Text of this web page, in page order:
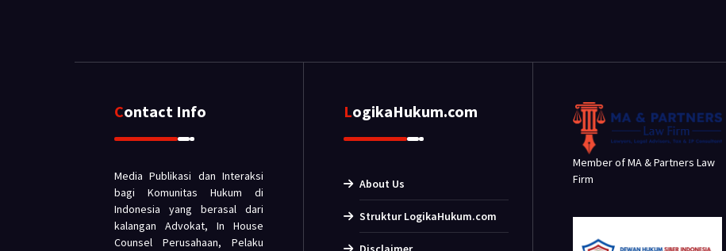
Contact Info
Media Publikasi dan Interaksi
bagi Komunitas Hukum di
Indonesia yang berasal dari
kalangan Advokat, In House
Counsel Perusahaan, Pelaku
LogikaHukum.com
About Us
Struktur LogikaHukum.com
Member of MA & Partners Law
Firm